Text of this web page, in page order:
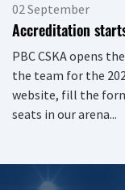
02 September
Accreditation
PBC CSKA opens
the team for the
website, fill the
seats in our arena...